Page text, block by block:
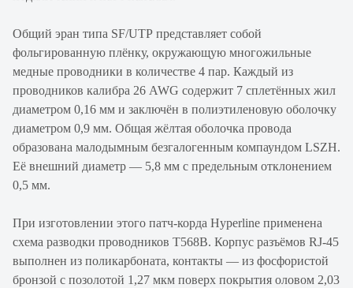
Общий эран типа SF/UTP представляет собой
фольгированную плёнку, окружающую многожильные
медные проводники в количестве 4 пар. Каждый из
проводников калибра 26 AWG содержит 7 сплетённых жил
диаметром 0,16 мм и заключён в полиэтиленовую оболочку
диаметром 0,9 мм. Общая жёлтая оболочка провода
образована малодымным безгалогенным компаундом LSZH.
Её внешний диаметр — 5,8 мм с предельным отклонением
0,5 мм.
При изготовлении этого патч-корда Hyperline применена
схема разводки проводников T568B. Корпус разъёмов RJ-45
выполнен из поликарбоната, контакты — из фосфористой
бронзой с позолотой 1,27 мкм поверх покрытия оловом 2,03